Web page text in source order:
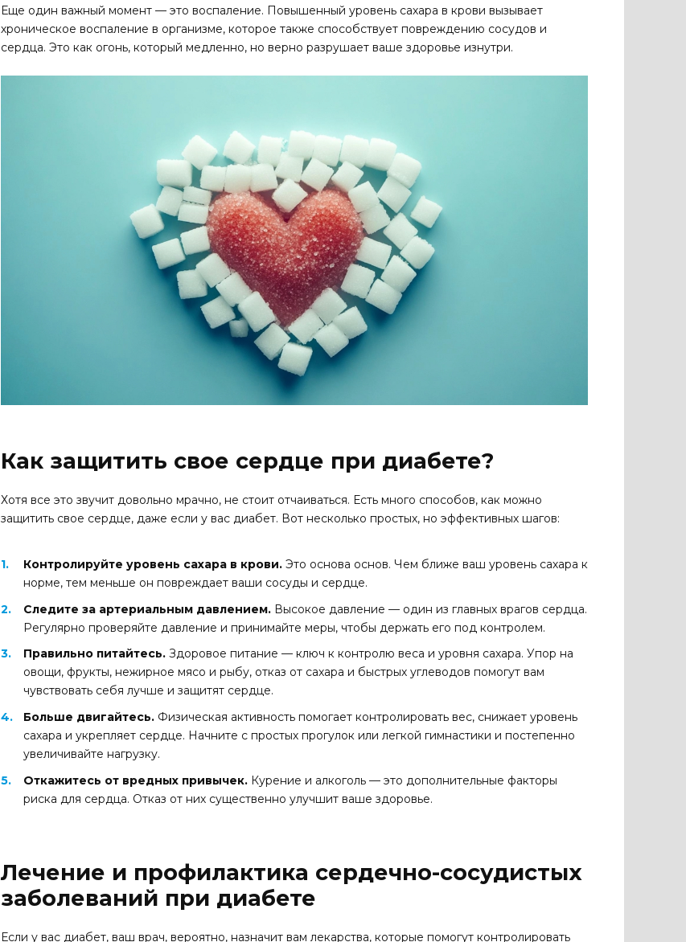
Еще один важный момент — это воспаление. Повышенный уровень сахара в крови вызывает
хроническое воспаление в организме, которое также способствует повреждению сосудов и
сердца. Это как огонь, который медленно, но верно разрушает ваше здоровье изнутри.
Как защитить свое сердце при диабете?
Хотя все это звучит довольно мрачно, не стоит отчаиваться. Есть много способов, как можно
защитить свое сердце, даже если у вас диабет. Вот несколько простых, но эффективных шагов:
Контролируйте уровень сахара в крови. Это основа основ. Чем ближе ваш уровень сахара к
норме, тем меньше он повреждает ваши сосуды и сердце.
Следите за артериальным давлением. Высокое давление — один из главных врагов сердца.
Регулярно проверяйте давление и принимайте меры, чтобы держать его под контролем.
Правильно питайтесь. Здоровое питание — ключ к контролю веса и уровня сахара. Упор на
овощи, фрукты, нежирное мясо и рыбу, отказ от сахара и быстрых углеводов помогут вам
чувствовать себя лучше и защитят сердце.
Больше двигайтесь. Физическая активность помогает контролировать вес, снижает уровень
сахара и укрепляет сердце. Начните с простых прогулок или легкой гимнастики и постепенно
увеличивайте нагрузку.
Откажитесь от вредных привычек. Курение и алкоголь — это дополнительные факторы
риска для сердца. Отказ от них существенно улучшит ваше здоровье.
Лечение и профилактика сердечно-сосудистых
заболеваний при диабете
Если у вас диабет, ваш врач, вероятно, назначит вам лекарства, которые помогут контролировать